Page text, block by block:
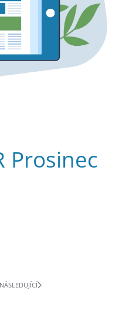
Prosinec
NÁSLEDUJÍCÍ